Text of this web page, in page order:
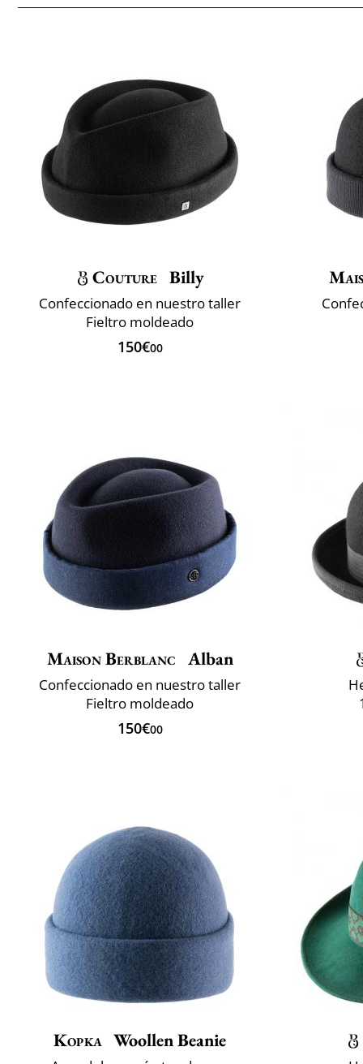
Couture Billy
Confeccionado en nuestro taller
Fieltro moldeado
150€00
Maison Berblanc Alban
Confeccionado en nuestro taller
Fieltro moldeado
150€00
Kopka Woollen Beanie